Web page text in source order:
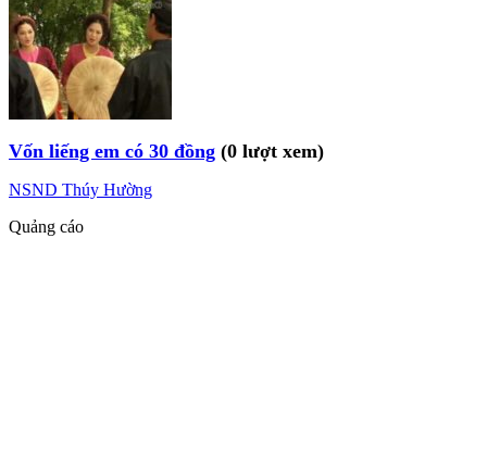
Vốn liếng em có 30 đồng (0 lượt xem)
NSND Thúy Hường
Quảng cáo